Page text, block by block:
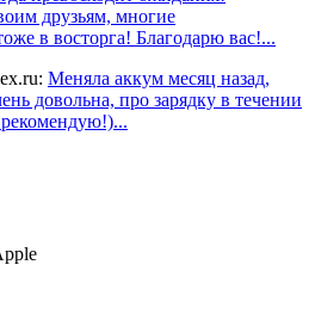
друзьям, многие
в восторга! Благодарю вас!...
Меняла аккум месяц назад,
довольна, про зарядку в течении
рекомендую!)...